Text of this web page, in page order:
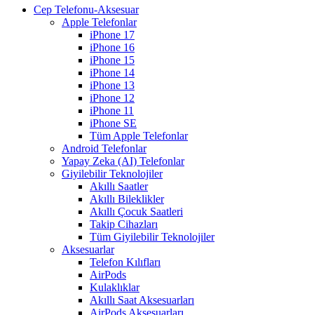
Cep Telefonu-Aksesuar
Apple Telefonlar
iPhone 17
iPhone 16
iPhone 15
iPhone 14
iPhone 13
iPhone 12
iPhone 11
iPhone SE
Tüm Apple Telefonlar
Android Telefonlar
Yapay Zeka (AI) Telefonlar
Giyilebilir Teknolojiler
Akıllı Saatler
Akıllı Bileklikler
Akıllı Çocuk Saatleri
Takip Cihazları
Tüm Giyilebilir Teknolojiler
Aksesuarlar
Telefon Kılıfları
AirPods
Kulaklıklar
Akıllı Saat Aksesuarları
AirPods Aksesuarları